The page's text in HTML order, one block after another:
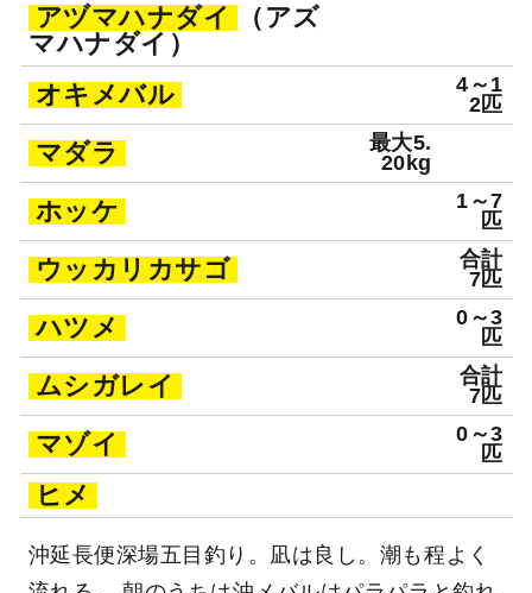
アヅマハナダイ
（アズ
マハナダイ）
オキメバル
4～1
2匹
マダラ
最大5.
20kg
ホッケ
1～7
匹
ウッカリカサゴ
合計
7匹
ハツメ
0～3
匹
ムシガレイ
合計
7匹
マゾイ
0～3
匹
ヒメ
沖延長便深場五目釣り。凪は良し。潮も程よく